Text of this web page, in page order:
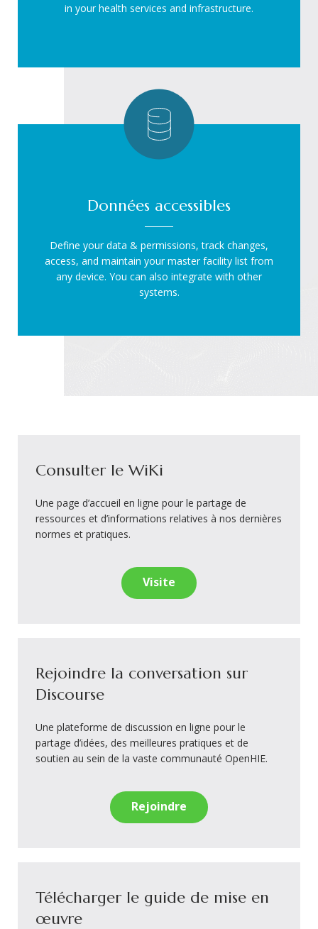
in your health services and infrastructure.
Données accessibles
Define your data & permissions, track changes,
access, and maintain your master facility list from
any device. You can also integrate with other
systems.
Consulter le WiKi
Une page d’accueil en ligne pour le partage de
ressources et d’informations relatives à nos dernières
normes et pratiques.
Visite
Rejoindre la conversation sur
Discourse
Une plateforme de discussion en ligne pour le
partage d’idées, des meilleures pratiques et de
soutien au sein de la vaste communauté OpenHIE.
Rejoindre
Télécharger le guide de mise en
œuvre